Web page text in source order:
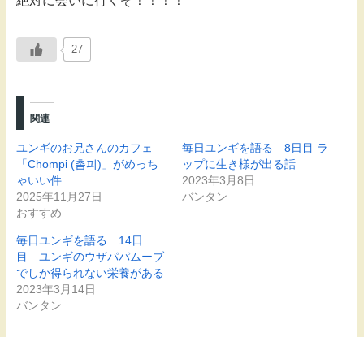
27
関連
ユンギのお兄さんのカフェ
「Chompi (촘피)」がめっち
ゃいい件
2025年11月27日
おすすめ
毎日ユンギを語る 8日目 ラ
ップに生き様が出る話
2023年3月8日
バンタン
毎日ユンギを語る 14日
目 ユンギのウザパパムーブ
でしか得られない栄養がある
2023年3月14日
バンタン